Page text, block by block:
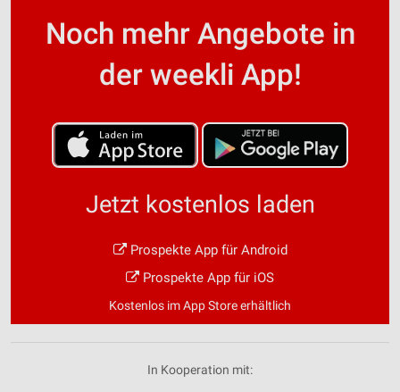
Noch mehr Angebote in
der weekli App!
Jetzt kostenlos laden
Prospekte App für Android
Prospekte App für iOS
Kostenlos im App Store erhältlich
In Kooperation mit: